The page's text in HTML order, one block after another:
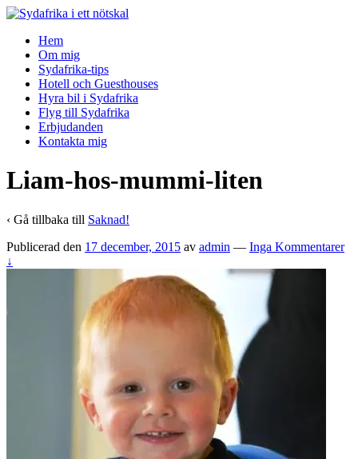
↓
Main
Content
Hem
Om mig
Sydafrika-tips
Hotell och Guesthouses
Hyra bil i Sydafrika
Flyg till Sydafrika
Erbjudanden
Kontakta mig
Liam-hos-mummi-liten
‹ Gå tillbaka till Saknad!
Publicerad den 17 december, 2015 av admin — Inga Kommentarer
↓